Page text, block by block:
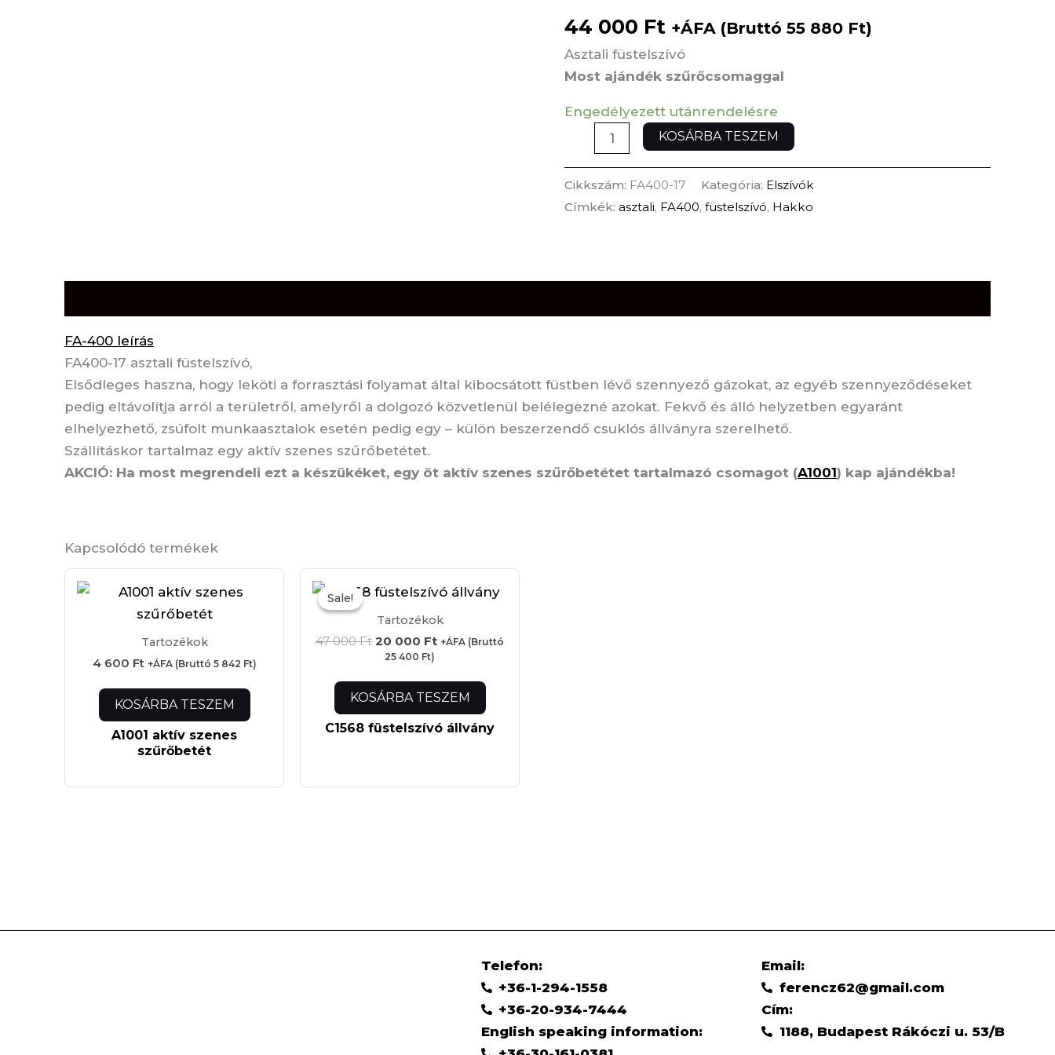
44 000 Ft +ÁFA (Bruttó55 880 Ft)
Asztali füstelszívó
Most ajándék szűrőcsomaggal
Engedélyezett utánrendelésre
KOSÁRBA TESZEM
Cikkszám: FA400-17 Kategória: Elszívók
Címkék:asztali, FA400,füstelszívó, Hakko
FA-400 leírás
FA400-17 asztali füstelszívó,
Elsődleges haszna, hogy leköti a forrasztási folyamat által kibocsátott füstben lévő szennyező gázokat, az egyéb szennyeződéseket
pedig eltávolítja arról a területről, amelyről a dolgozó közvetlenül belélegezné azokat. Fekvő és álló helyzetben egyaránt
elhelyezhető, zsúfolt munkaasztalok esetén pedig egy – külön beszerzendő csuklós állványra szerelhető.
Szállításkor tartalmaz egy aktív szenes szűrőbetétet.
AKCIÓ: Ha most megrendeli ezt a készükéket, egy öt aktív szenes szűrőbetétet tartalmazó csomagot (A1001) kap ajándékba!
Kapcsolódó termékek
Tartozékok
4 600 Ft +ÁFA (Bruttó 5 842 Ft)
KOSÁRBA TESZEM
A1001 aktív szenes
szűrőbetét
Sale!
Sale!
Tartozékok
47 000Ft
price
47
000 Ft.
20 000 Ft
price
20
000 Ft.
+ÁFA (Bruttó
25 400 Ft)
KOSÁRBA TESZEM
C1568 füstelszívó állvány
Telefon:
+36-1-294-1558
+36-20-934-7444
English speaking information:
Email:
ferencz62@gmail.com
Cím:
1188, Budapest Rákóczi u. 53/B